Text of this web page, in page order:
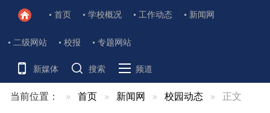
首页 学校概况 工作动态 新闻网
二级网站 校报 专题网站
新媒体 搜索 频道
当前位置： 首页 新闻网 校园动态 正文